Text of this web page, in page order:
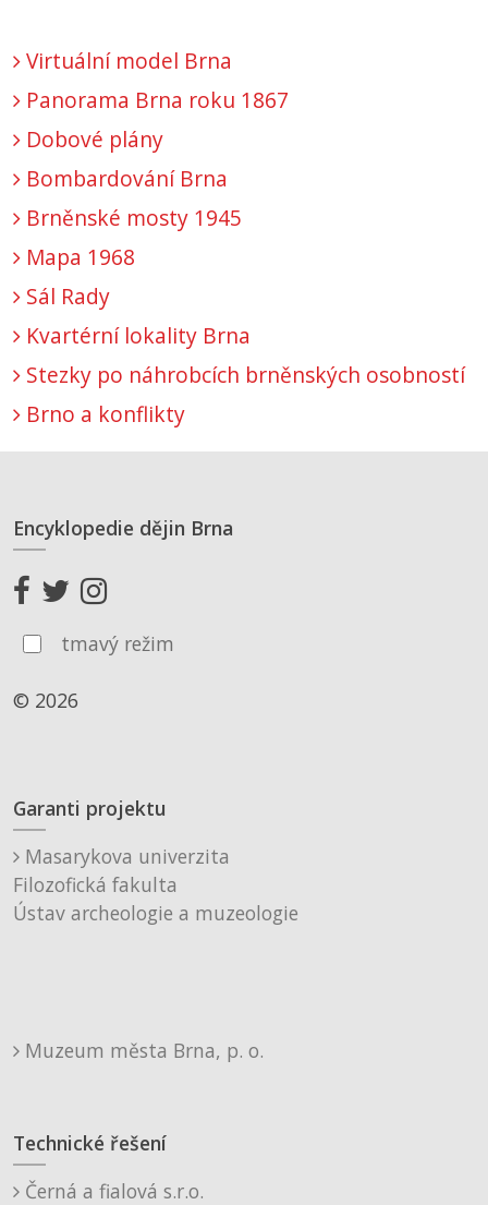
Virtuální model Brna
Panorama Brna roku 1867
Dobové plány
Bombardování Brna
Brněnské mosty 1945
Mapa 1968
Sál Rady
Kvartérní lokality Brna
Stezky po náhrobcích brněnských osobností
Brno a konflikty
Encyklopedie dějin Brna
tmavý režim
© 2026
Garanti projektu
Masarykova univerzita
Filozofická fakulta
Ústav archeologie a muzeologie
Muzeum města Brna, p. o.
Technické řešení
Černá a fialová s.r.o.